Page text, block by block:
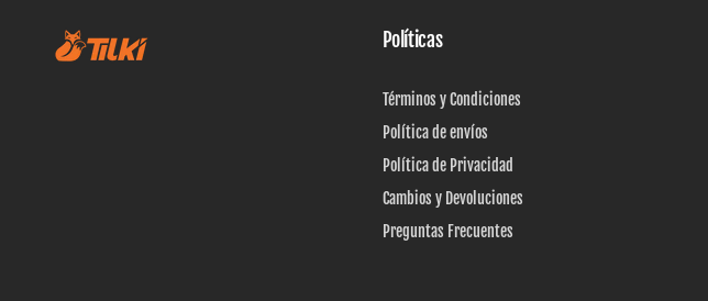
Políticas
Términos y Condiciones
Política de envíos
Política de Privacidad
Cambios y Devoluciones
Preguntas Frecuentes